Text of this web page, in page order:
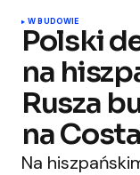
W BUDOWIE
Polski
na
Rusza
na
Na